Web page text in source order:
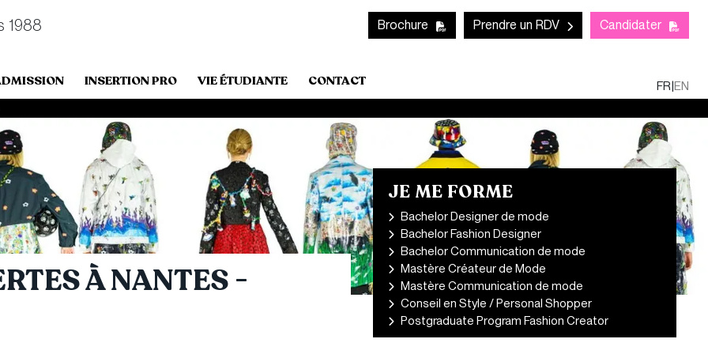
1988 CTA links - Header
Brochure Prendre un RDV Candidater
INSERTION PRO VIE ÉTUDIANTE CONTACT FR|EN
JE ME FORME
Bachelor Designer de mode
Bachelor Fashion Designer
Bachelor Communication de mode
Mastère Créateur de Mode
Mastère Communication de mode
Conseil en Style / Personal Shopper
Postgraduate Program Fashion Creator
À NANTES -